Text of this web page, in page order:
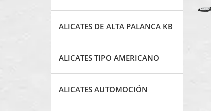
ALICATES DE ALTA PALANCA KB
ALICATES TIPO AMERICANO
ALICATES AUTOMOCIÓN